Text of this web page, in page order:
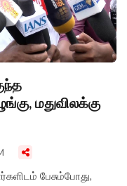
மதுவிலக்கு
பேசும்போது,